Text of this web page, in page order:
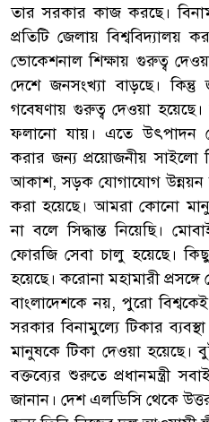
তার সরকার কাজ করছে।
প্রতিটি জেলায় বিশ্ববিদ্যালয়
ভোকেশনাল শিক্ষায় গুরুত্ব
দেশে জনসংখ্যা বাড়ছে।
গবেষণায় গুরুত্ব দেওয়া
ফলানো যায়। এতে উৎপাদন
করার জন্য প্রয়োজনীয় সাইলো
আকাশ, সড়ক যোগাযোগ উন্নয়ন
করা হয়েছে। আমরা কোনো
না বলে সিদ্ধান্ত নিয়েছি।
ফোরজি সেবা চালু হয়েছে।
হয়েছে। করোনা মহামারী
বাংলাদেশকে নয়, পুরো
সরকার বিনামুল্যে টিকার
মানুষকে টিকা দেওয়া হয়েছে।
বক্তব্যের শুরুতে প্রধানমন্ত্রী
জানান। দেশ এলডিসি থেকে